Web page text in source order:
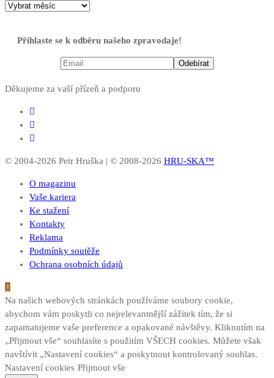
Přihlaste se k odběru našeho zpravodaje!
Děkujeme za vaší přízeň a podporu
© 2004-2026 Petr Hruška | © 2008-2026 HRU-SKA™
O magazinu
Vaše kariera
Ke stažení
Kontakty
Reklama
Podmínky soutěže
Ochrana osobních údajů
Na našich webových stránkách používáme soubory cookie,
abychom vám poskytli co nejrelevantnější zážitek tím, že si
zapamatujeme vaše preference a opakované návštěvy. Kliknutím na
„Přijmout vše“ souhlasíte s použitím VŠECH cookies. Můžete však
navštívit „Nastavení cookies“ a poskytnout kontrolovaný souhlas.
Nastavení cookies Přijmout vše